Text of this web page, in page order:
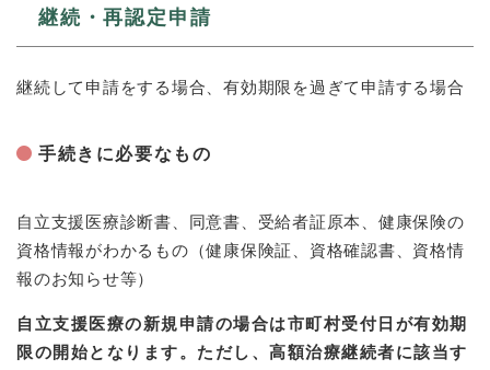
継続・再認定申請
継続して申請をする場合、有効期限を過ぎて申請する場合
手続きに必要なもの
自立支援医療診断書、同意書、受給者証原本、健康保険の
資格情報がわかるもの（健康保険証、資格確認書、資格情
報のお知らせ等）
自立支援医療の新規申請の場合は市町村受付日が有効期
限の開始となります。ただし、高額治療継続者に該当す